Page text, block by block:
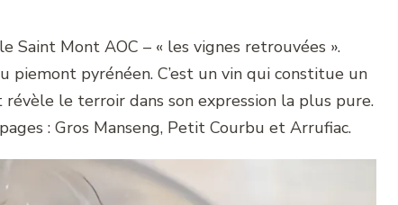
Saint Mont AOC – « les vignes retrouvées ».
piemont pyrénéen. C’est un vin qui constitue un
révèle le terroir dans son expression la plus pure.
: Gros Manseng, Petit Courbu et Arrufiac.